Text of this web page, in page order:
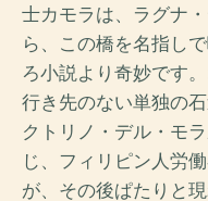
士カモラは、ラグナ
ら、この橋を名指し
ろ小説より奇妙です
行き先のない単独の
クトリノ・デル・モ
じ、フィリピン人労
が、その後ぱたりと